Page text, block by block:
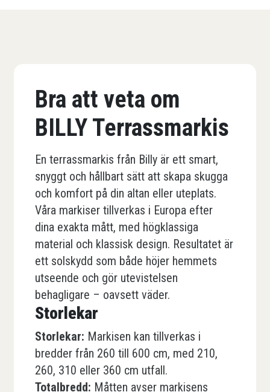
Bra att veta om
BILLY Terrassmarkis
En terrassmarkis från Billy är ett smart,
snyggt och hållbart sätt att skapa skugga
och komfort på din altan eller uteplats.
Våra markiser tillverkas i Europa efter
dina exakta mått, med högklassiga
material och klassisk design. Resultatet är
ett solskydd som både höjer hemmets
utseende och gör utevistelsen
behagligare – oavsett väder.
Storlekar
Storlekar: Markisen kan tillverkas i
bredder från 260 till 600 cm, med 210,
260, 310 eller 360 cm utfall.
Totalbredd: Måtten avser markisens